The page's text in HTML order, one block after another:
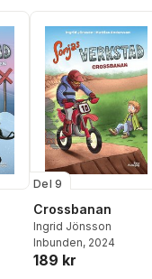
Del 9
Crossbanan
Ingrid Jönsson
Inbunden, 2024
189 kr